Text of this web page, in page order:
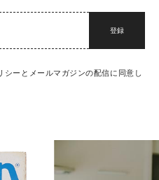
登録
ーとメールマガジンの配信に同意し